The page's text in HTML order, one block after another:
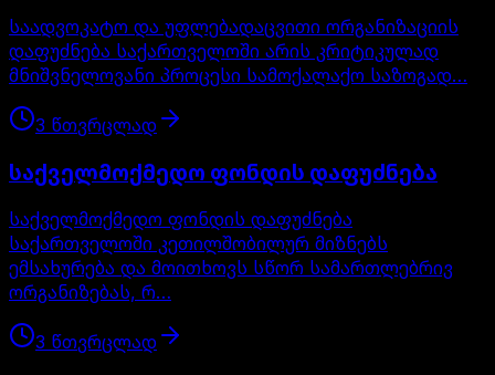
საადვოკატო და უფლებადაცვითი ორგანიზაციის
დაფუძნება საქართველოში არის კრიტიკულად
მნიშვნელოვანი პროცესი სამოქალაქო საზოგად…
3 წთვრცლად
საქველმოქმედო ფონდის დაფუძნება
საქველმოქმედო ფონდის დაფუძნება
საქართველოში კეთილშობილურ მიზნებს
ემსახურება და მოითხოვს სწორ სამართლებრივ
ორგანიზებას, რ…
3 წთვრცლად